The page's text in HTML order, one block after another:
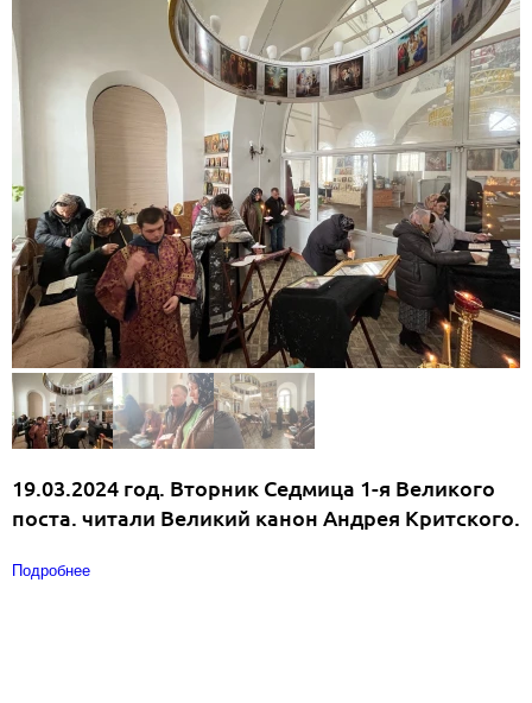
19.03.2024 год. Вторник Седмица 1-я Великого
поста. читали Великий канон Андрея Критского.
Подробнее